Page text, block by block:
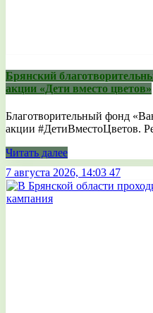
Брянский
акции «Дети вместо цветов»
Благотворительный фонд
акции #ДетиВместоЦветов.
Читать далее
7 августа 2026, 14:03 47